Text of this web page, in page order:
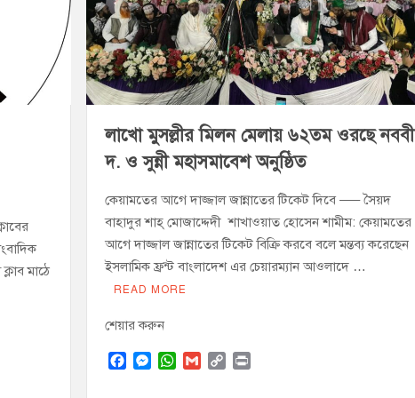
আনোয়ার বাবলুর মৃত্যুতে স্মরণ সভা ও দোয়া মাহফিল
গাঁজাসহ ৩ মাদক কারবারি গ্রেপ্তার
মাঠে
লাখো মুসল্লীর মিলন মেলায় ৬২তম ওরছে নববী
দ. ও সুন্নী মহাসমাবেশ অনুষ্ঠিত
কেয়ামতের আগে দাজ্জাল জান্নাতের টিকেট দিবে —– সৈয়দ
বাহাদুর শাহ্ মোজাদ্দেদী শাখাওয়াত হোসেন শামীম: কেয়ামতের
আগে দাজ্জাল জান্নাতের টিকেট বিক্রি করবে বলে মন্তব্য করেছেন
ইসলামিক ফ্রন্ট বাংলাদেশ এর চেয়ারম্যান আওলাদে …
READ MORE
শেয়ার করুন
M
W
G